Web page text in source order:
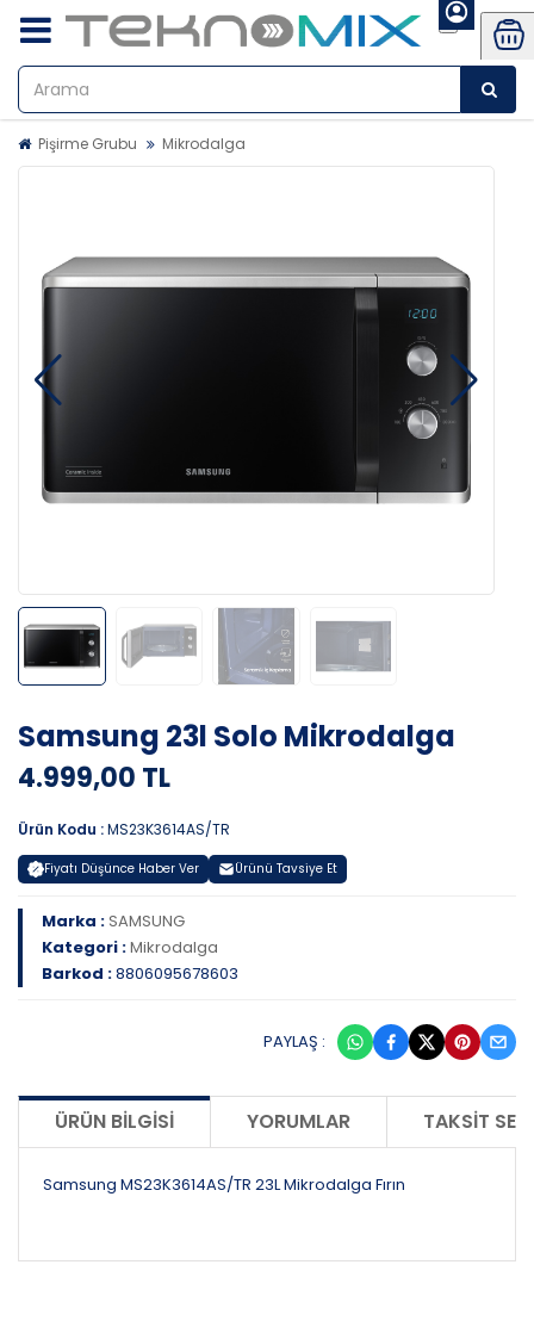
Pişirme Grubu Mikrodalga
Samsung 23l Solo Mikrodalga
4.999,00 TL
Ürün Kodu :MS23K3614AS/TR
Fiyatı Düşünce Haber Ver Ürünü Tavsiye Et
Marka :SAMSUNG
Kategori :Mikrodalga
Barkod :8806095678603
PAYLAŞ :
ÜRÜN BILGISI YORUMLAR TAKSIT
Samsung MS23K3614AS/TR 23L Mikrodalga Fırın